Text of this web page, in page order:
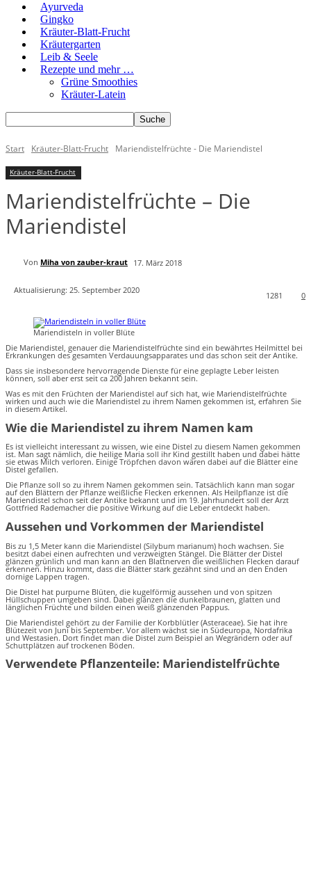
Ayurveda
Gingko
Kräuter-Blatt-Frucht
Kräutergarten
Leib & Seele
Rezepte und mehr …
Grüne Smoothies
Kräuter-Latein
Start Kräuter-Blatt-Frucht Mariendistelfrüchte - Die Mariendistel
Kräuter-Blatt-Frucht
Mariendistelfrüchte – Die
Mariendistel
Von Miha von zauber-kraut 17. März 2018
Aktualisierung: 25. September 2020
0
1281
Mariendisteln in voller Blüte
Die Mariendistel, genauer die Mariendistelfrüchte sind ein bewährtes Heilmittel bei
Erkrankungen des gesamten Verdauungsapparates und das schon seit der Antike.
Dass sie insbesondere hervorragende Dienste für eine geplagte Leber leisten
können, soll aber erst seit ca 200 Jahren bekannt sein.
Was es mit den Früchten der Mariendistel auf sich hat, wie Mariendistelfrüchte
wirken und auch wie die Mariendistel zu ihrem Namen gekommen ist, erfahren Sie
in diesem Artikel.
Wie die Mariendistel zu ihrem Namen kam
Es ist vielleicht interessant zu wissen, wie eine Distel zu diesem Namen gekommen
ist. Man sagt nämlich, die heilige Maria soll ihr Kind gestillt haben und dabei hätte
sie etwas Milch verloren. Einige Tröpfchen davon wären dabei auf die Blätter eine
Distel gefallen.
Die Pflanze soll so zu ihrem Namen gekommen sein. Tatsächlich kann man sogar
auf den Blättern der Pflanze weißliche Flecken erkennen. Als Heilpflanze ist die
Mariendistel schon seit der Antike bekannt und im 19. Jahrhundert soll der Arzt
Gottfried Rademacher die positive Wirkung auf die Leber entdeckt haben.
Aussehen und Vorkommen der Mariendistel
Bis zu 1,5 Meter kann die Mariendistel (Silybum marianum) hoch wachsen. Sie
besitzt dabei einen aufrechten und verzweigten Stängel. Die Blätter der Distel
glänzen grünlich und man kann an den Blattnerven die weißlichen Flecken darauf
erkennen. Hinzu kommt, dass die Blätter stark gezähnt sind und an den Enden
dornige Lappen tragen.
Die Distel hat purpurne Blüten, die kugelförmig aussehen und von spitzen
Hüllschuppen umgeben sind. Dabei glänzen die dunkelbraunen, glatten und
länglichen Früchte und bilden einen weiß glänzenden Pappus.
Die Mariendistel gehört zu der Familie der Korbblütler (Asteraceae). Sie hat ihre
Blütezeit von Juni bis September. Vor allem wächst sie in Südeuropa, Nordafrika
und Westasien. Dort findet man die Distel zum Beispiel an Wegrändern oder auf
Schuttplätzen auf trockenen Böden.
Verwendete Pflanzenteile: Mariendistelfrüchte